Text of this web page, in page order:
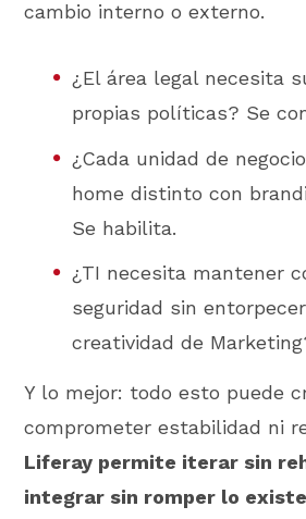
cambio interno o externo.
¿El área legal necesita
propias políticas? Se
¿Cada unidad de
home distinto con
Se habilita.
¿TI necesita mantener
seguridad sin
creatividad de
Y lo mejor: todo esto puede
comprometer estabilidad ni
Liferay permite iterar sin
integrar sin romper lo